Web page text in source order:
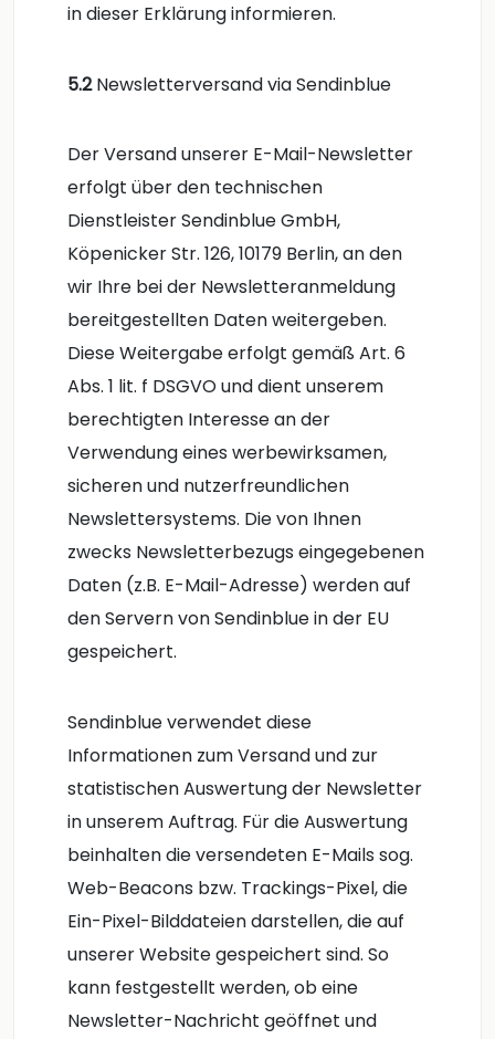
in dieser Erklärung informieren.
5.2Newsletterversand via Sendinblue
Der Versand unserer E-Mail-Newsletter
erfolgt über den technischen
Dienstleister Sendinblue GmbH,
Köpenicker Str. 126, 10179 Berlin, an den
wir Ihre bei der Newsletteranmeldung
bereitgestellten Daten weitergeben.
Diese Weitergabe erfolgt gemäß Art. 6
Abs. 1 lit. f DSGVO und dient unserem
berechtigten Interesse an der
Verwendung eines werbewirksamen,
sicheren und nutzerfreundlichen
Newslettersystems. Die von Ihnen
zwecks Newsletterbezugs eingegebenen
Daten (z.B. E-Mail-Adresse) werden auf
den Servern von Sendinblue in der EU
gespeichert.
Sendinblue verwendet diese
Informationen zum Versand und zur
statistischen Auswertung der Newsletter
in unserem Auftrag. Für die Auswertung
beinhalten die versendeten E-Mails sog.
Web-Beacons bzw. Trackings-Pixel, die
Ein-Pixel-Bilddateien darstellen, die auf
unserer Website gespeichert sind. So
kann festgestellt werden, ob eine
Newsletter-Nachricht geöffnet und